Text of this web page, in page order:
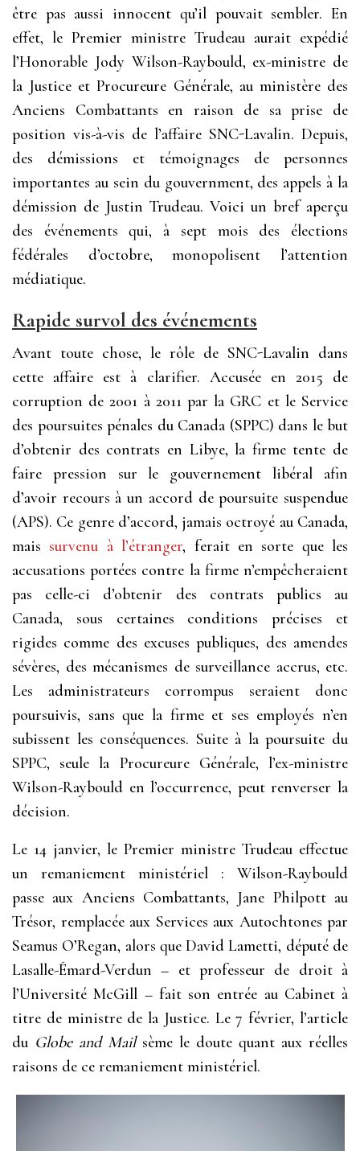
être pas aussi innocent qu’il pouvait sembler. En
effet, le Premier ministre Trudeau aurait expédié
l’Honorable Jody Wilson-Raybould, ex-ministre de
la Justice et Procureure Générale, au ministère des
Anciens Combattants en raison de sa prise de
position vis-à-vis de l’affaire SNC-Lavalin. Depuis,
des démissions et témoignages de personnes
importantes au sein du gouvernment, des appels à la
démission de Justin Trudeau. Voici un bref aperçu
des événements qui, à sept mois des élections
fédérales d’octobre, monopolisent l’attention
médiatique.
Rapide survol des événements
Avant toute chose, le rôle de SNC-Lavalin dans
cette affaire est à clarifier. Accusée en 2015 de
corruption de 2001 à 2011 par la GRC et le Service
des poursuites pénales du Canada (SPPC) dans le but
d’obtenir des contrats en Libye, la firme tente de
faire pression sur le gouvernement libéral afin
d’avoir recours à un accord de poursuite suspendue
(APS). Ce genre d’accord, jamais octroyé au Canada,
mais survenu à l’étranger, ferait en sorte que les
accusations portées contre la firme n’empêcheraient
pas celle-ci d’obtenir des contrats publics au
Canada, sous certaines conditions précises et
rigides comme des excuses publiques, des amendes
sévères, des mécanismes de surveillance accrus, etc.
Les administrateurs corrompus seraient donc
poursuivis, sans que la firme et ses employés n’en
subissent les conséquences. Suite à la poursuite du
SPPC, seule la Procureure Générale, l’ex-ministre
Wilson-Raybould en l’occurrence, peut renverser la
décision.
Le 14 janvier, le Premier ministre Trudeau effectue
un remaniement ministériel : Wilson-Raybould
passe aux Anciens Combattants, Jane Philpott au
Trésor, remplacée aux Services aux Autochtones par
Seamus O’Regan, alors que David Lametti, député de
Lasalle-Émard-Verdun – et professeur de droit à
l’Université McGill – fait son entrée au Cabinet à
titre de ministre de la Justice. Le 7 février, l’article
du Globe and Mailsème le doute quant aux réelles
raisons de ce remaniement ministériel.